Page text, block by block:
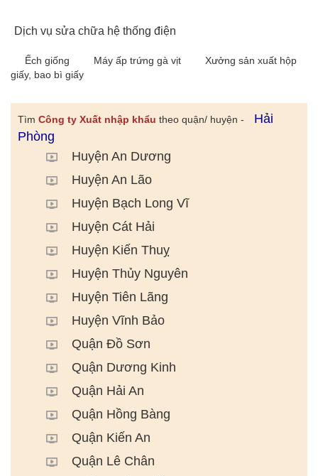
Dịch vụ sửa chữa hệ thống điện
Ếch giống Máy ấp trứng gà vịt
Xưởng sản xuất hộp
giấy, bao bì giấy
Tìm Công ty Xuất nhập khẩu theo quận/ huyện -
Hải
Phòng
Huyện An Dương
Huyện An Lão
Huyện Bạch Long Vĩ
Huyện Cát Hải
Huyện Kiến Thuỵ
Huyện Thủy Nguyên
Huyện Tiên Lãng
Huyện Vĩnh Bảo
Quận Đồ Sơn
Quận Dương Kinh
Quận Hải An
Quận Hồng Bàng
Quận Kiến An
Quận Lê Chân